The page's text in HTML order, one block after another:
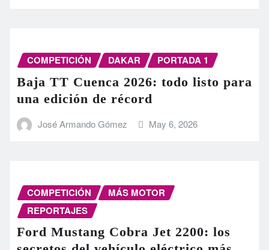
COMPETICIÓN DAKAR PORTADA 1
Baja TT Cuenca 2026: todo listo para
una edición de récord
José Armando Gómez May 6, 2026
COMPETICIÓN
MÁS MOTOR
REPORTAJES
Ford Mustang Cobra Jet 2200: los